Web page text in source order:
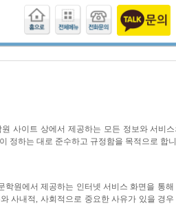
사이트 상에서 제공하는 모든 정보와 서비
정하는 대로 준수하고 규정함을 목적으로 합
학원에서 제공하는 인터넷 서비스 화면을 통
사내적, 사회적으로 중요한 사유가 있을 경